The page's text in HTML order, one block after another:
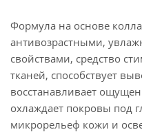
Формула на основе
антивозрастными,
свойствами, средство
тканей, способствует
восстанавливает
охлаждает покровы под
микрорельеф кожи и